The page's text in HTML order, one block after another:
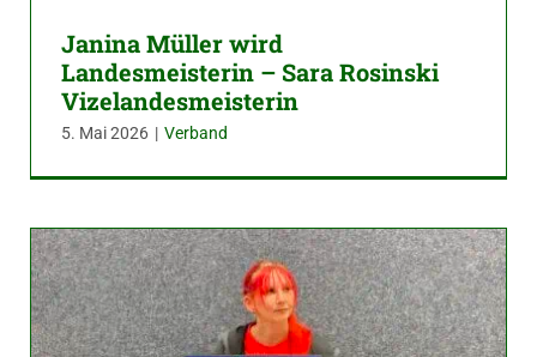
Janina Müller wird
Landesmeisterin – Sara Rosinski
Vizelandesmeisterin
5. Mai 2026 | Verband